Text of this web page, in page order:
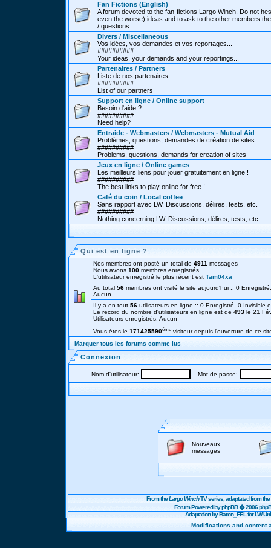
Fan Fictions (English)
A forum devoted to the fan-fictions Largo Winch. Do not
even the worse) ideas and to ask to the other members
/ questions...
Divers / Miscellaneous
Vos idées, vos demandes et vos reportages...
##########
Your ideas, your demands and your reportings...
Partenaires / Partners
Liste de nos partenaires
##########
List of our partners
Support en ligne / Online support
Besoin d'aide ?
##########
Need help?
Entraide - Webmasters / Webmasters - Mutual Aid
Problèmes, questions, demandes de création de sites
##########
Problems, questions, demands for creation of sites
Jeux en ligne / Online games
Les meilleurs liens pour jouer gratuitement en ligne !
##########
The best links to play online for free !
Café du coin / Local coffee
Sans rapport avec LW. Discussions, délires, tests, etc.
##########
Nothing concerning LW. Discussions, délires, tests, etc.
Qui est en ligne ?
Nos membres ont posté un total de 4911 messages
Nous avons 100 membres enregistrés
L'utilisateur enregistré le plus récent est Tam04xa
Au total 56 membres ont visité le site aujourd'hui :: 0
Aucun
Il y a en tout 56 utilisateurs en ligne :: 0 Enregistré, 0
Le record du nombre d'utilisateurs en ligne est de 493 le 21
Utilisateurs enregistrés: Aucun
Vous étes le 171425590éme visiteur depuis l'ouverture de ce
Marquer tous les forums comme lus
Connexion
Nom d'utilisateur: Mot de passe:
Nouveaux
messages
From theLargo WinchTV series, adaptated from
Forum Powered byphpBB� 2006
Adaptation by Baron_FEL for LW
Modifications and content